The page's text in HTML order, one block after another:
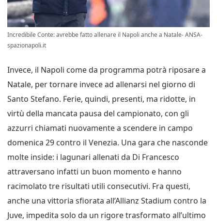
Incredibile Conte: avrebbe fatto allenare il Napoli anche a Natale- ANSA-
spazionapoli.it
Invece, il Napoli come da programma potrà riposare a
Natale, per tornare invece ad allenarsi nel giorno di
Santo Stefano. Ferie, quindi, presenti, ma ridotte, in
virtù della mancata pausa del campionato, con gli
azzurri chiamati nuovamente a scendere in campo
domenica 29 contro il Venezia. Una gara che nasconde
molte inside: i lagunari allenati da Di Francesco
attraversano infatti un buon momento e hanno
racimolato tre risultati utili consecutivi. Fra questi,
anche una vittoria sfiorata all’Allianz Stadium contro la
Juve, impedita solo da un rigore trasformato all’ultimo